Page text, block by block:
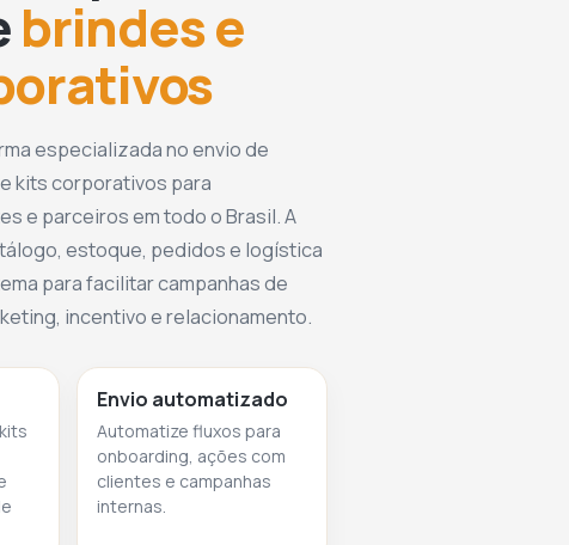
brindes e
especializada no envio de
kits corporativos para
e parceiros em todo o Brasil. A
estoque, pedidos e logística
para facilitar campanhas de
incentivo e relacionamento.
Envio automatizado
Automatize fluxos para
onboarding, ações com
clientes e campanhas
internas.